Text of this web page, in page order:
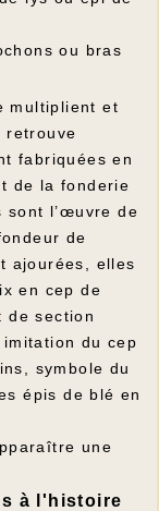
ou bras
multiplient et
retrouve
fabriquées en
de la fonderie
sont l’œuvre de
de
ajourées, elles
en cep de
de section
du cep
symbole du
épis de blé en
une
à l'histoire